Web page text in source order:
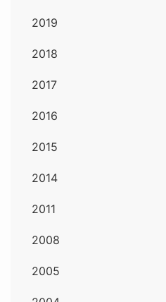
2019
2018
2017
2016
2015
2014
2011
2008
2005